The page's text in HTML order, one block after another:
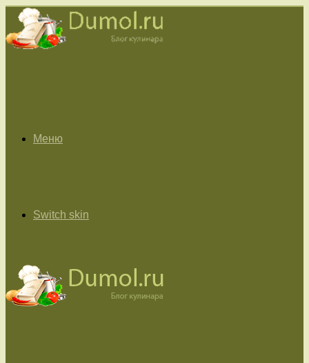
Меню
Switch skin